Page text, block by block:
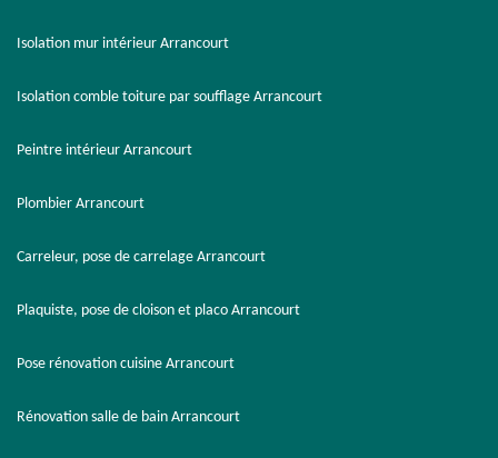
Isolation mur intérieur Arrancourt
Isolation comble toiture par soufflage Arrancourt
Peintre intérieur Arrancourt
Plombier Arrancourt
Carreleur, pose de carrelage Arrancourt
Plaquiste, pose de cloison et placo Arrancourt
Pose rénovation cuisine Arrancourt
Rénovation salle de bain Arrancourt